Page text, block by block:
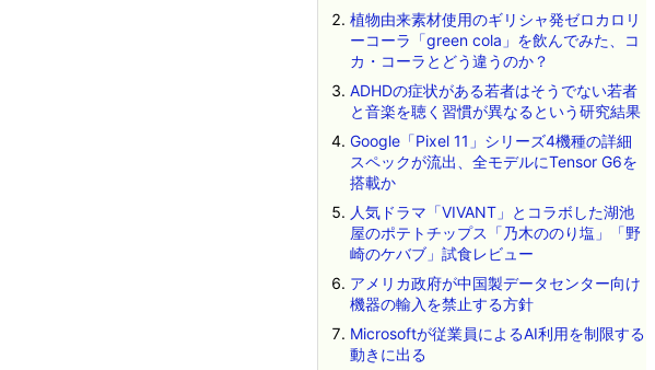
植物由来素材使用のギリシャ発ゼロカロリ
ーコーラ「green cola」を飲んでみた、コ
カ・コーラとどう違うのか？
ADHDの症状がある若者はそうでない若者
と音楽を聴く習慣が異なるという研究結果
Google「Pixel 11」シリーズ4機種の詳細
スペックが流出、全モデルにTensor G6を
搭載か
人気ドラマ「VIVANT」とコラボした湖池
屋のポテトチップス「乃木ののり塩」「野
崎のケバブ」試食レビュー
アメリカ政府が中国製データセンター向け
機器の輸入を禁止する方針
Microsoftが従業員によるAI利用を制限する
動きに出る